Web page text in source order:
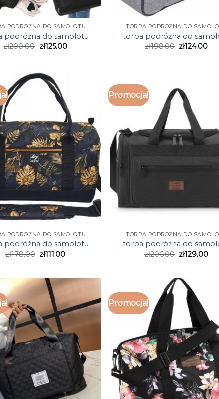
PODRÓŻNA DO SAMOLOTU
podróżna do samolotu
zł200.00 zł125.00
TORBA PODRÓŻNA DO
torba podróżna do
zł198.00 zł124.00
PODRÓŻNA DO SAMOLOTU
podróżna do samolotu
zł178.00 zł111.00
Promocja!
TORBA PODRÓŻNA DO
torba podróżna do
zł206.00 zł129.00
Promocja!